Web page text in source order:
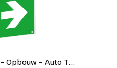
LED Uitgangsbord – Opbouw – Auto Test – Incl. Pictogrammen